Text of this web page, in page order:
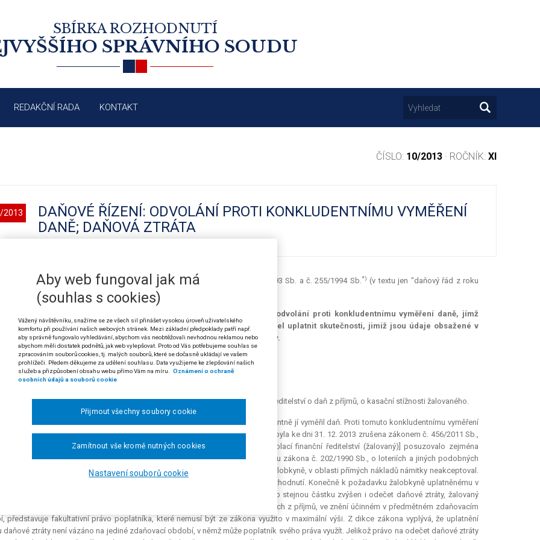
SBÍRKA ROZHODNUTÍ
SPRÁVNÍHO SOUDU
REDAKČNÍ RADA KONTAKT
ČÍSLO: 10/2013 · ROČNÍK: XI
2013
DAŇOVÉ ŘÍZENÍ: ODVOLÁNÍ PROTI KONKLUDENTNÍMU VYMĚŘENÍ
DANĚ; DAŇOVÁ ZTRÁTA
zákona č. 337/1992 Sb., o správě daní a poplatků, ve znění zákonů č. 35/1993 Sb. a č. 255/1994 Sb.*) (v textu jen "daňový řád z roku
li dle § 48 zákona č. 337/1992 Sb., o správě daní a poplatků, podat odvolání proti konkludentnímu vyměření daně, jímž
úřad akceptuje daňové přiznání, pak v tomto odvolání může odvolatel uplatnit skutečnosti, jimiž jsou údaje obsažené v
zpochybněny, včetně údajů o uplatnění odpočtu daňové ztráty.
Nejvyššího správního soudu ze dne 28. 5. 2013, čj. 2 Afs 77/2012-21)
č. 839/2006 Sb. NSS a č. 1264/2007 Sb. NSS.
s ručením omezeným American game proti Odvolacímu finančnímu ředitelství o daň z příjmů, o kasační stížnosti žalovaného.
úřad ve Vyškově akceptoval řádné daňové přiznání žalobkyně a konkludentně jí vyměřil daň. Proti tomuto konkludentnímu vyměření
žalobkyně odvolání. Finanční ředitelství v Brně [pozn. Finanční ředitelství byla ke dni 31. 12. 2013 zrušena zákonem č. 456/2011 Sb.,
správě České republiky, působnost finančních ředitelství přešla na Odvolací finanční ředitelství (žalovaný)] posuzovalo zejména
náklady žalobkyně, coby provozovatelky loterie a jiné podobné hry, ve smyslu zákona č. 202/1990 Sb., o loteriích a jiných podobných
Zatímco v oblasti některých nepřímých nákladů žalovaný akceptoval námitky žalobkyně, v oblasti přímých nákladů námitky neakceptoval.
plně uznal za daňový náklad kursové ztráty specifikované v části 2 rozhodnutí. Konečně k požadavku žalobkyně uplatněnému v
řízení, aby v případě zvýšení základu daně v odvolacím řízení byl o stejnou částku zvýšen i odečet daňové ztráty, žalovaný
že odečet daňové ztráty dle § 34 odst. 1 zákona č. 586/1992 Sb., o daních z příjmů, ve znění účinném v předmětném zdaňovacím
představuje fakultativníprávo poplatníka, které nemusí být ze zákona využito v maximální výši. Z dikce zákona vyplývá, že uplatnění
daňové ztráty není vázáno na jediné zdaňovací období, v němž může poplatník svého práva využít. Jelikož právo na odečet daňové ztráty
Aby web fungoval jak má
(souhlas s cookies)
Vážený návštěvníku, snažíme se ze všech sil přinášet vysokou úroveň uživatelského
komfortu při používání našich webových stránek. Mezi základní předpoklady patří např.
aby správně fungovalo vyhledávání, abychom vás neobtěžovali nevhodnou reklamou nebo
abychom měli dostatek podnětů, jak web vylepšovat. Proto od Vás potřebujeme souhlas se
zpracováním souborů cookies, tj. malých souborů, které se dočasně ukládají ve vašem
prohlížeči. Předem děkujeme za udělení souhlasu. Data využijeme ke zlepšování našich
služeb a přizpůsobení obsahu webu přímo Vám na míru.
Oznámení o ochraně
osobních údajů a souborů cookie
Nastavení souborů cookie
Zamítnout vše kromě nutných cookies
Přijmout všechny soubory cookie